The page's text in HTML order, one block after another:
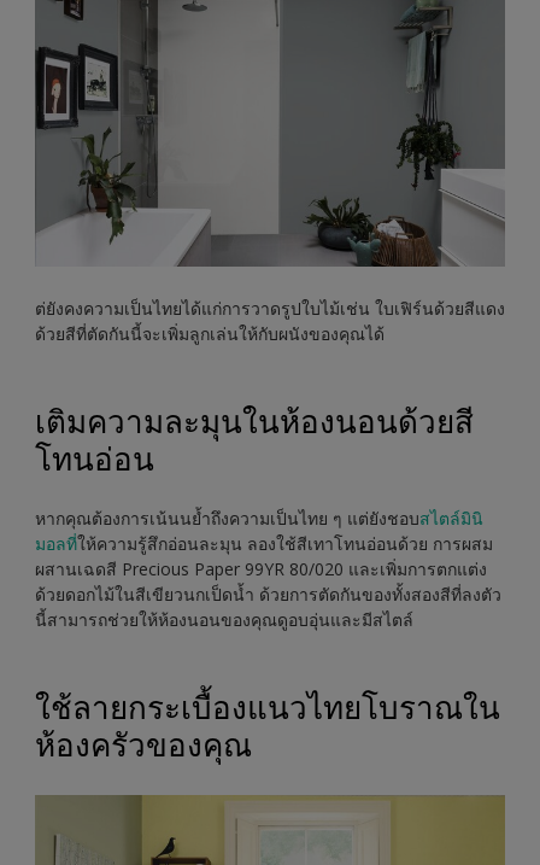
ต่ยังคงความเป็นไทยได้แก่การวาดรูปใบไม้เช่น ใบเฟิร์นด้วยสีแดง
ด้วยสีที่ตัดกันนี้จะเพิ่มลูกเล่นให้กับผนังของคุณได้
เติมความละมุนในห้องนอนด้วยสี
โทนอ่อน
หากคุณต้องการเน้นนย้ำถึงความเป็นไทย ๆ แต่ยังชอบสไตล์มินิ
มอลที่ให้ความรู้สึกอ่อนละมุน ลองใช้สีเทาโทนอ่อนด้วย การผสม
ผสานเฉดสี Precious Paper 99YR 80/020 และเพิ่มการตกแต่ง
ด้วยดอกไม้ในสีเขียวนกเป็ดน้ำ ด้วยการตัดกันของทั้งสองสีที่ลงตัว
นี้สามารถช่วยให้ห้องนอนของคุณดูอบอุ่นและมีสไตล์
ใช้ลายกระเบื้องแนวไทยโบราณใน
ห้องครัวของคุณ